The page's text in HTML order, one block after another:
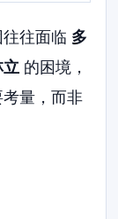
往面临 多
的困境，
量，而非